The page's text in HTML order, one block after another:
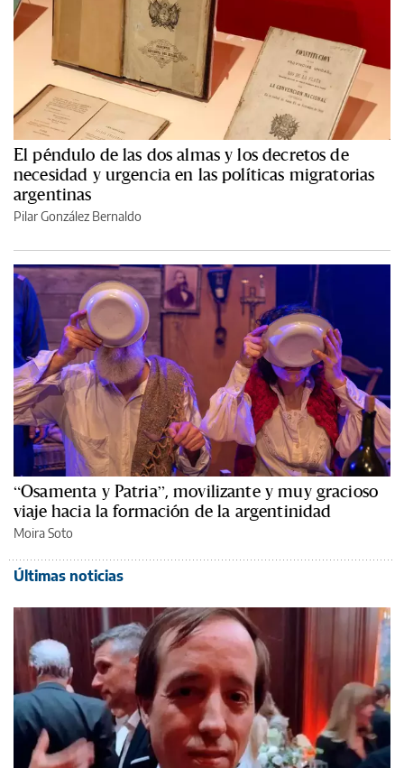
El péndulo de las dos almas y los decretos de
necesidad y urgencia en las políticas migratorias
argentinas
Pilar González Bernaldo
“Osamenta y Patria”, movilizante y muy gracioso
viaje hacia la formación de la argentinidad
Moira Soto
Últimas noticias